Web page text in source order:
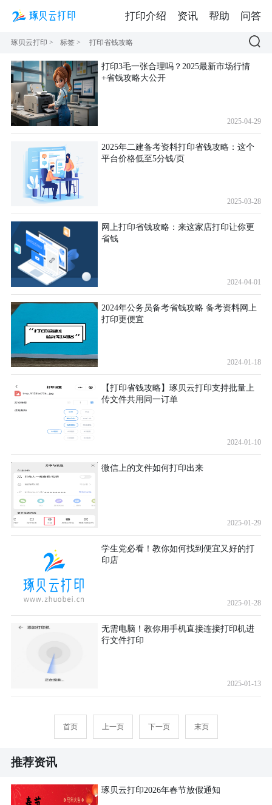
琢贝云打印 > 标签 > 打印省钱攻略
打印3毛一张合理吗？2025最新市场行情
+省钱攻略大公开
2025-04-29
2025年二建备考资料打印省钱攻略：这个
平台价格低至5分钱/页
2025-03-28
网上打印省钱攻略：来这家店打印让你更
省钱
2024-04-01
2024年公务员备考省钱攻略 备考资料网上
打印更便宜
2024-01-18
【打印省钱攻略】琢贝云打印支持批量上
传文件共用同一订单
2024-01-10
微信上的文件如何打印出来
2025-01-29
学生党必看！教你如何找到便宜又好的打
印店
2025-01-28
无需电脑！教你用手机直接连接打印机进
行文件打印
2025-01-13
首页 上一页 下一页 末页
推荐资讯
琢贝云打印2026年春节放假通知
打印介绍 资讯 帮助 问答